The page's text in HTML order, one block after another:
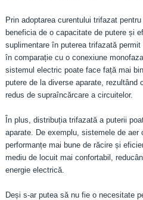
Prin adoptarea curentului trifazat
beneficia de o capacitate de putere și
suplimentare în puterea trifazată
în comparație cu o conexiune
sistemul electric poate face față mai
putere de la diverse aparate, rezultând
redus de supraîncărcare a circuitelor.
În plus, distribuția trifazată a puterii
aparate. De exemplu, sistemele de aer
performanțe mai bune de răcire și
mediu de locuit mai confortabil,
energie electrică.
Deși s-ar putea să nu fie o necesitate